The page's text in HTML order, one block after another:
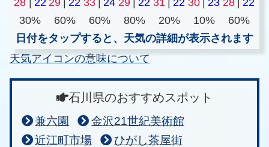
30%
60% 60% 80% 20% 10%
60%
日付をタップすると、天気の詳細が表示されます
天気アイコンの意味について
石川県のおすすめスポット
兼六園
金沢21世紀美術館
近江町市場
ひがし茶屋街